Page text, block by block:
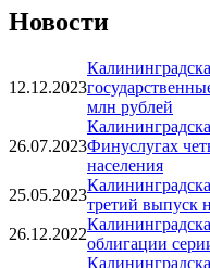
Новости
12.12.2023
млн рублей
26.07.2023Финуслугах
населения
25.05.2023
третий выпуск
26.12.2022
облигации